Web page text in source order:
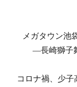
メガタウン池
―長崎獅子
コロナ禍、少